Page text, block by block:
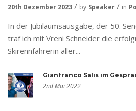
20th Dezember 2023 by Speaker in
In der Jubiläumsausgabe, der 50.
traf ich mit Vreni Schneider die
Skirennfahrerin aller...
Gianfranco Salis im
2nd Mai 2022